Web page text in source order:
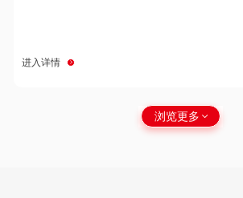
进入详情
浏览更多